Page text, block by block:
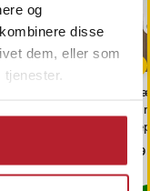
og
disse
dem, eller som
lager, Leveres i løbet af 1-2